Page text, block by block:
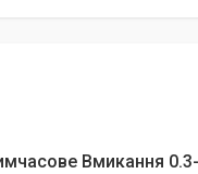
Вмикання